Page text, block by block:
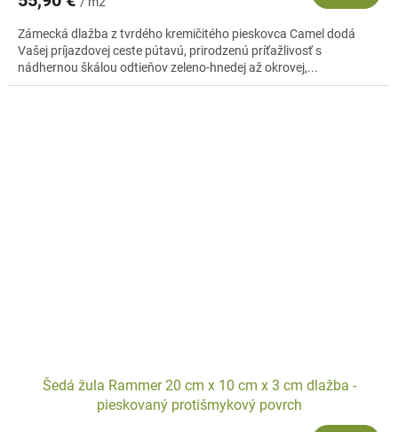
Zámecká dlažba z tvrdého kremičitého pieskovca Camel dodá
Vašej príjazdovej ceste pútavú, prirodzenú príťažlivosť s
nádhernou škálou odtieňov zeleno-hnedej až okrovej,...
Šedá žula Rammer 20 cm x 10 cm x 3 cm dlažba -
pieskovaný protišmykový povrch